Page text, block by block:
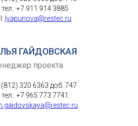
+7 911 914 3885
lyapunova@restec.ru
ГАЙДОВСКАЯ
проекта
(812) 320 6363 доб. 747
+7 965 773 7741